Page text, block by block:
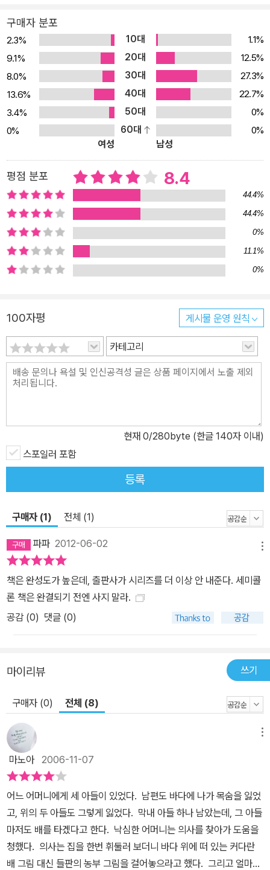
녹여낸 『해적 이삭』을 탄생시켰다. 이 작품은 2002년 앙굴렘 세계만
화축제에서 최우수 작품상(Prix Du Meilleur Album)을 수상하기도
했다. 예측 불가능의 묘미와 인간 감성의 포착 『해적 이삭』은 바다를
배경으로 한 단순한 악당들이나 해적들의 구태의연한 이야기와는 거
리가 멀다. 초반에 주요인물인 듯 보였던 앙리와 장이 갑작스러운 죽
음을 맞고, 별로 주목받지 못하던 자크 랑송이 2권에서 주요인물로
등장하면서 새로운 스토리를 형성하는 등, 전혀 예측할 수 없는 방향
으로 스토리가 전개되기 때문이다. 이런 즉흥성과 예측 불가능의 묘
미는 독자들의 호기심을 자극하고 점점 이야기에 빠져들게 만든다.
이런 특성은 큰 줄거리 중간 중간에 등장인물이 들려주는 일화가 끼
어들면서 더 강조된다. 전설적인 뱃사람 피치의 기괴한 일화, 백 년 전
에 남극 탐험을 떠났던 마티유의 이야기, 필립 뒤 슈맹베르의 항해담
등이 그렇다. 해전이며 풍랑, 선상 반란, 욕망이 꿈틀거리는 유곽 등,
이삭이 바다와 이국(異國)에서 겪는 파란만장한 사건과 모험 못지않
게, 등장인물들이 표출하는 그리움이나 애절한 감정선 또한 『해적 이
삭』의 중요한 축을 이룬다. 특히 이삭에 대한 주체할 수 없는 그리움
교류가 섬세하게 그려진다. 죽음을 앞두고 헤어진 부인과 딸을 그리
워하는 앙리의 이야기나, 자크의 옛 동료였던 무쇠팔 루이의 이야기
도 애잔하다. 남극에서 동료들을 모두 잃고 겨우 살아남은 이삭과 자
크가 유곽과 여자들을 찾아 헤매는 모습에서는 허무함과 안쓰러움이
느껴진다. 이삭이 파리에 돌아온 후 느끼는 무력감과 찾을 길 없는 알
이는 이야기꾼으로서 블랭의 면모가 잘 드러나는 부분이다. 섬세한
선묘와 대담한 생략이 이루는 균형감 『해적 이삭』에 깊이를 더하는
것은 19세기 사실적이고 정교한 삽화들을 연상시키는 섬세한 선묘이
다. 에칭을 한 것 같은 거침없고 섬세한 선묘는 무수한 교차를 통해 명
운 정조를 표현하거나, 금방이라도 폭우가 몰려올 것 같은 을씨년스
을 창출한다. 작가의 숙련되고 유려한 필력이 유감없이 발휘되는 선
묘의 사실주의적인 표현은 대담하게 생략된 배경의 칠흑 같은 먹이나
명쾌한 색면과 대조를 이루면서 화면에 긴장감과 활기를 불어넣는다.
이런 대조적인 요소가 이루는 균형감은 배나 거리 풍경을 그릴 때 사
용된 사실주의적 표현과 인물 묘사에 사용된 단순화되고 과장된 만화
적 표현(특히 주인공 이삭은 사각형 얼굴에 삐죽한 코만 달고 나온
록한 카리브 해의 섬, 차갑고 가라앉은 회색이 주조를 이루는 남극 주
는 불안정한 녹색, 깊은 어둠을 표현하는 차가운 보라나 남색, 파리 시
내의 자연스럽고 따뜻한 갈색 톤 등, 전문 컬러리스트의 손에서 탄생
한 색조들은 그림에 품격을 더할 뿐 아니라 명랑함과 그로테스크함,
스산함 같은 분위기를 조성하는 데도 큰 몫을 한다. 어른을 위한 모험
종합세트 어린애처럼 꿈꾸게 하는 것에 매료되곤 한다는 크리스토프
품에 담았다. 그러나 블랭은 소년기의 전유물처럼 느껴지거나 자칫
정형화될 수 있는 단순한 모험이나 액션에 머무르지 않고, 사랑이나
그리움 같은 감성, 요동치는 인간 내면 등을 포착하여 한층 깊이 있고
성숙한 세계를 창출해 낸다. 성적 욕망과 기괴한 폭력, 사랑과 그리움,
구매자 분포
2.3% 10대
1.1%
9.1%
20대
12.5%
8.0%
30대
27.3%
13.6%
40대
22.7%
3.4%
50대
0%
0%
60대
0%
여성
남성
평점 분포 8.4
44.4%
44.4%
0%
11.1%
0%
100자평 게시물 운영 원칙
카테고리
현재 0/280byte (한글 140자 이내)
스포일러 포함
등록
구매자 (1) 전체 (1)
파파 2012-06-02
책은 완성도가 높은데, 출판사가 시리즈를 더 이상 안 내준다. 세미콜
론 책은 완결되기 전엔 사지 말라.
공감 (0) 댓글 (0)
마이리뷰 쓰기
구매자 (0) 전체 (8)
마노아2006-11-07
어느 어머니에게 세 아들이 있었다. 남편도 바다에 나가 목숨을 잃었
고, 위의 두 아들도 그렇게 잃었다. 막내 아들 하나 남았는데, 그 아들
마저도 배를 타겠다고 한다. 낙심한 어머니는 의사를 찾아가 도움을
청했다. 의사는 집을 한번 휘둘러 보더니 바다 위에 떠 있는 커다란
배 그림 대신 들판의 농부 그림을 걸어놓으라고 했다. 그리고 얼마